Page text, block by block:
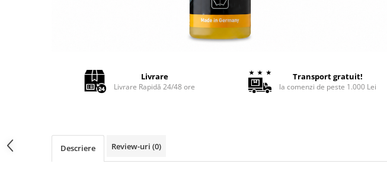
Intretinere baterie si sisteme
Restaurare Faruri
Intretinere Auto
Livrare
Livrare Rapidă 24/48 ore
Transport gratuit!
la comenzi de peste 1.000 Lei
Descriere Review-uri (0)